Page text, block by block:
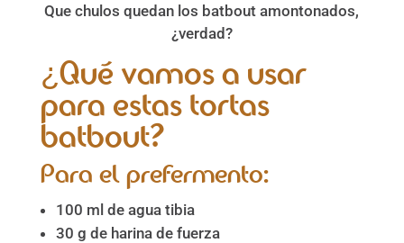
Que chulos quedan los batbout amontonados,
¿verdad?
¿Qué vamos a usar
para estas tortas
batbout?
Para el prefermento:
100 ml de agua tibia
30 g de harina de fuerza